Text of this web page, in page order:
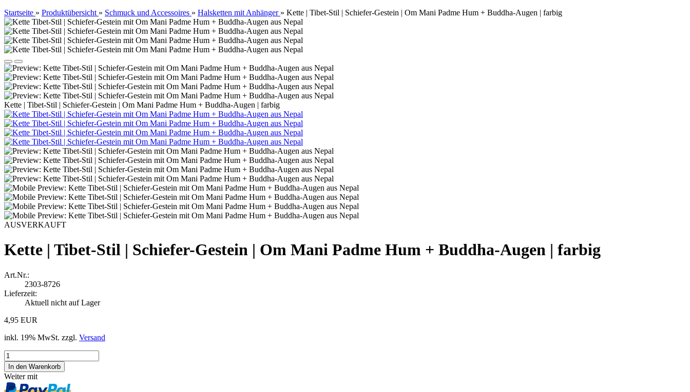
Startseite » Produktübersicht » Schmuck und Accessoires » Halsketten mit Anhänger » Kette | Tibet-Stil | Schiefer-Gestein | Om Mani Padme Hum + Buddha-Augen | farbig
Kette | Tibet-Stil | Schiefer-Gestein | Om Mani Padme Hum + Buddha-Augen | farbig
AUSVERKAUFT
Kette | Tibet-Stil | Schiefer-Gestein | Om Mani Padme Hum + Buddha-Augen | farbig
Art.Nr.:
2303-8726
Lieferzeit:
Aktuell nicht auf Lager
4,95 EUR
inkl. 19% MwSt. zzgl. Versand
Weiter mit